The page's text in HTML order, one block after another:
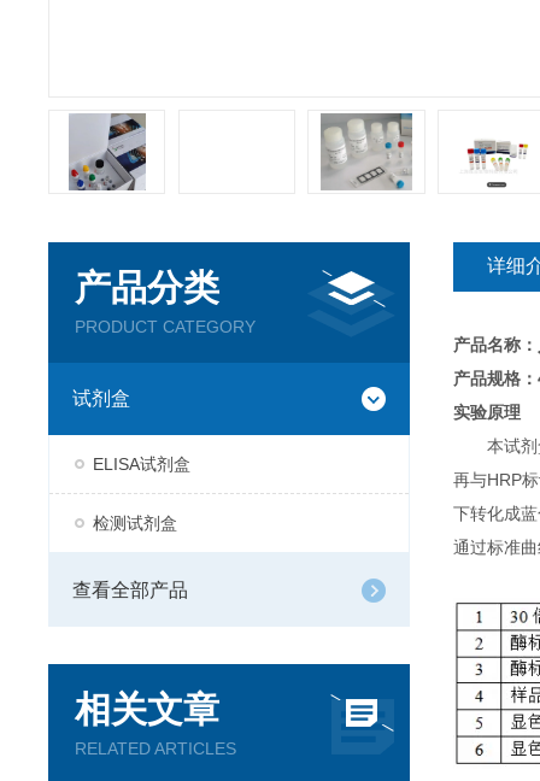
产品分类
PRODUCT CATEGORY
试剂盒
ELISA试剂盒
检测试剂盒
查看全部产品
相关文章
RELATED ARTICLES
详细
产品名称：
产品规格
实验原理
本试
再与HRP
下转化成
通过标准